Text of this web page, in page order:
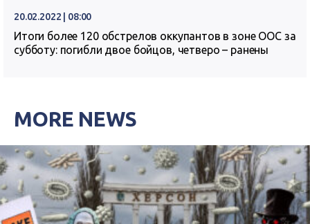
20.02.2022 | 08:00
Итоги более 120 обстрелов оккупантов в зоне ООС за
субботу: погибли двое бойцов, четверо – ранены
MORE NEWS